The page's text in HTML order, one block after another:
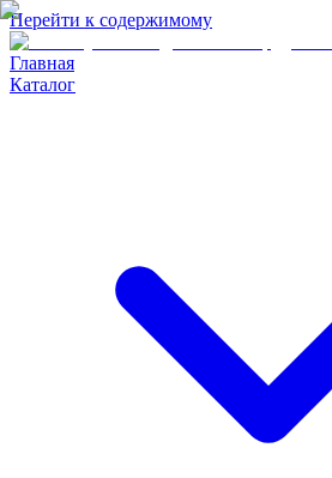
Перейти к содержимому
Главная
Каталог